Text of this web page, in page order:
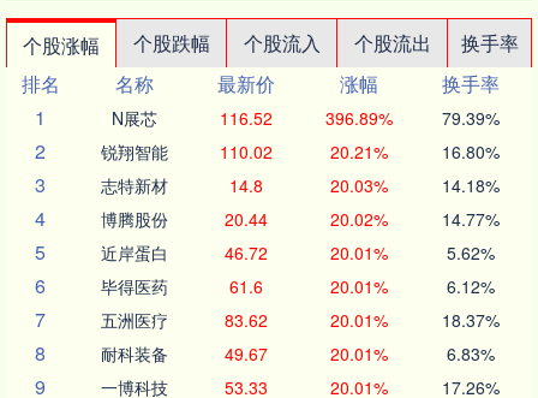
个股涨幅 个股跌幅 个股流入 个股流出
换手率
排名
名称 最新价 涨幅
换手率
1
N展芯 116.52 396.89% 79.39%
2 锐翔智能 110.02 20.21% 16.80%
3 志特新材 14.8 20.03% 14.18%
4 博腾股份 20.44 20.02% 14.77%
5 近岸蛋白 46.72 20.01% 5.62%
6 毕得医药 61.6 20.01% 6.12%
7 五洲医疗 83.62 20.01% 18.37%
8 耐科装备 49.67 20.01% 6.83%
9 一博科技 53.33 20.01% 17.26%